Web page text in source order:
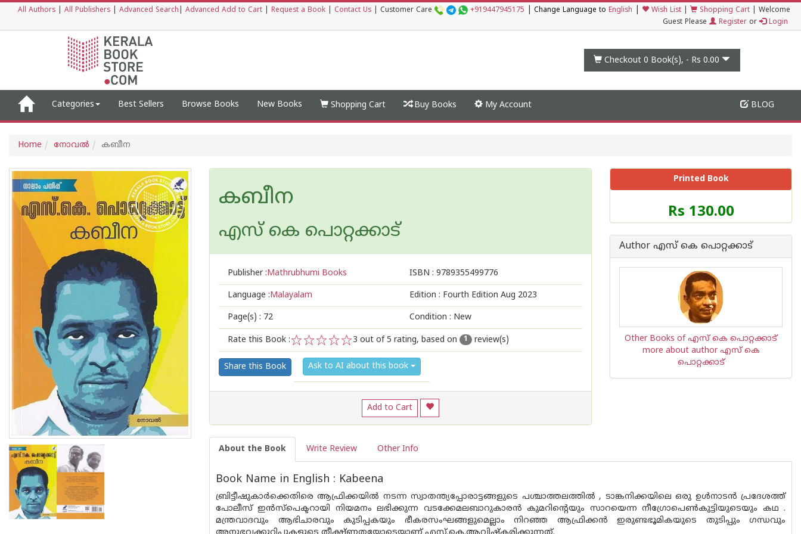
All Authors All Publishers Advanced Search Advanced Add to Cart Request a Book Contact Us Customer Care +919447945175 Change Language to English Wish List Shopping Cart
Welcome
Guest Please
Register or Login
Checkout 0 Book(s), - Rs 0.00
Categories Best Sellers Browse Books New Books Shopping Cart Buy Books My Account BLOG
Home നോവല്‍ കബീന
കബീന
എസ്‌ കെ പൊറ്റക്കാട്‌
Publisher :Mathrubhumi Books ISBN : 9789355499776
Language :Malayalam Edition : Fourth Edition Aug 2023
Page(s) : 72 Condition : New
Rate this Book :
5
4
3
2
1
3 out of 5 rating, based on 1 review(s)
Share this Book Ask to AI about this book
Add to Cart
Printed Book
Price
of
Book
Rs 130.00
Author എസ്‌ കെ പൊറ്റക്കാട്‌
Other Books of എസ്‌ കെ പൊറ്റക്കാട്‌
more about author എസ്‌ കെ
പൊറ്റക്കാട്‌
About the Book Write Review Other Info
Book Name in English : Kabeena
ബ്രിട്ടീഷുകാര്‍ക്കെതിരെ ആഫ്രിക്കയില്‍ നടന്ന സ്വാതന്ത്യപ്പോരാട്ടങ്ങളുടെ പശ്ചാത്തലത്തില്‍ , ടാങ്കനിക്കയിലെ ഒരു ഉള്‍നാടന്‍ പ്രദേശത്ത്
പോലീസ് ഇന്‍സ്‌പെക്ടറായി നിയമനം ലഭിക്കുന്ന വടക്കേമലബാറുകാരന്‍ കുമറിന്റെയും സാറയെന്ന നീഗ്രോപെണ്‍കുട്ടിയുടെയും കഥ .
മന്ത്രവാദവും ആഭിചാരവും കുടിപ്പകയും ഭീകരസംഘങ്ങളുമെല്ലാം നിറഞ്ഞ ആഫ്രിക്കന്‍ ഇരുണ്ടഭൂമികയുടെ തുടിപ്പും ഗന്ധവും